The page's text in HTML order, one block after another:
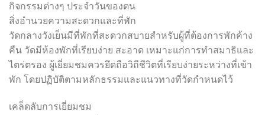
กิจกรรมต่างๆ ประจำวันของตน
สิ่งอำนวยความสะดวกและที่พัก
วัดกลางวังเย็นมีที่พักที่สะดวกสบายสำหรับผู้ที่ต้องการพักค้าง
คืน วัดมีห้องพักที่เรียบง่าย สะอาด เหมาะแก่การทำสมาธิและ
ไตร่ตรอง ผู้เยี่ยมชมควรยึดถือวิถีชีวิตที่เรียบง่ายระหว่างที่เข้า
พัก โดยปฏิบัติตามหลักธรรมและแนวทางที่วัดกำหนดไว้
เคล็ดลับการเยี่ยมชม